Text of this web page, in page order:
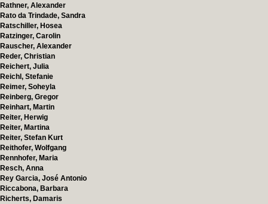
Rathner, Alexander
Rato da Trindade, Sandra
Ratschiller, Hosea
Ratzinger, Carolin
Rauscher, Alexander
Reder, Christian
Reichert, Julia
Reichl, Stefanie
Reimer, Soheyla
Reinberg, Gregor
Reinhart, Martin
Reiter, Herwig
Reiter, Martina
Reiter, Stefan Kurt
Reithofer, Wolfgang
Rennhofer, Maria
Resch, Anna
Rey Garcia, José Antonio
Riccabona, Barbara
Richerts, Damaris